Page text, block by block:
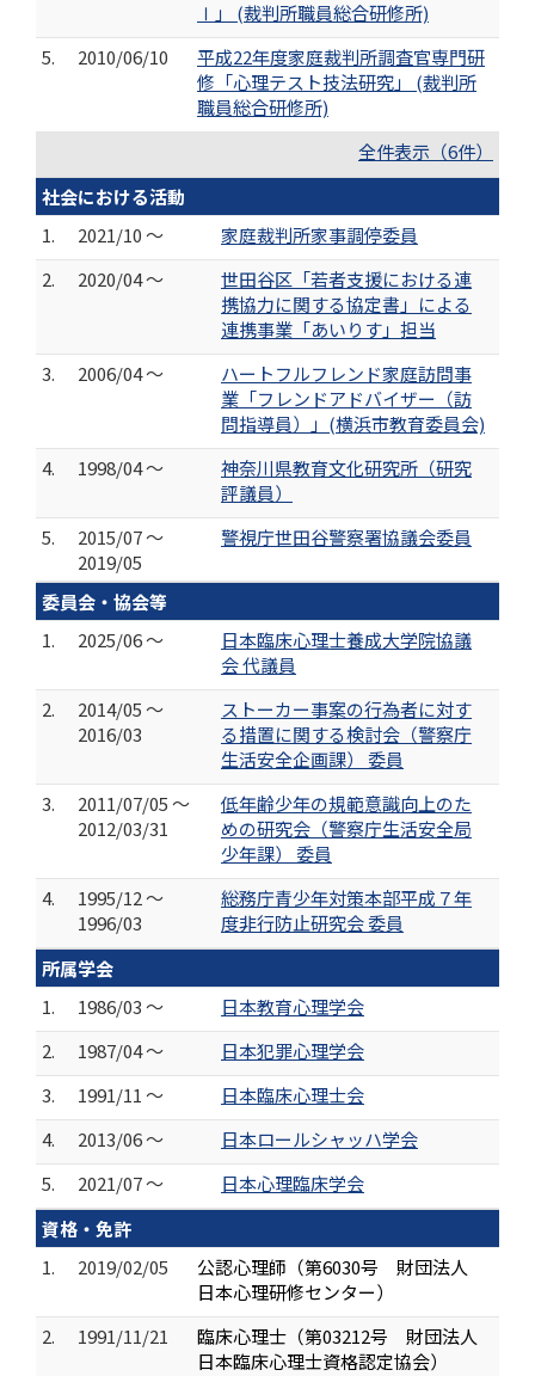
Ⅰ」 (裁判所職員総合研修所)
5.
2010/06/10
平成22年度家庭裁判所調査官専門研
修「心理テスト技法研究」 (裁判所
職員総合研修所)
全件表示（6件）
社会における活動
1.
2021/10 ～
家庭裁判所家事調停委員
2.
2020/04 ～
世田谷区「若者支援における連
携協力に関する協定書」による
連携事業「あいりす」担当
3.
2006/04 ～
ハートフルフレンド家庭訪問事
業「フレンドアドバイザー（訪
問指導員）」(横浜市教育委員会)
4.
1998/04 ～
神奈川県教育文化研究所（研究
評議員）
5.
2015/07 ～
2019/05
警視庁世田谷警察署協議会委員
委員会・協会等
1.
2025/06 ～
日本臨床心理士養成大学院協議
会 代議員
2.
2014/05 ～
2016/03
ストーカー事案の行為者に対す
る措置に関する検討会（警察庁
生活安全企画課） 委員
3.
2011/07/05 ～
2012/03/31
低年齢少年の規範意識向上のた
めの研究会（警察庁生活安全局
少年課） 委員
4.
1995/12 ～
1996/03
総務庁青少年対策本部平成７年
度非行防止研究会 委員
所属学会
1.
1986/03 ～
日本教育心理学会
2.
1987/04 ～
日本犯罪心理学会
3.
1991/11 ～
日本臨床心理士会
4.
2013/06 ～
日本ロールシャッハ学会
5.
2021/07 ～
日本心理臨床学会
資格・免許
1.
2019/02/05
公認心理師（第6030号 財団法人
日本心理研修センター）
2.
1991/11/21
臨床心理士（第03212号 財団法人
日本臨床心理士資格認定協会）